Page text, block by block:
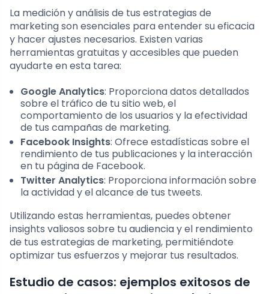
La medición y análisis de tus estrategias de
marketing son esenciales para entender su eficacia
y hacer ajustes necesarios. Existen varias
herramientas gratuitas y accesibles que pueden
ayudarte en esta tarea:
Google Analytics: Proporciona datos detallados
sobre el tráfico de tu sitio web, el
comportamiento de los usuarios y la efectividad
de tus campañas de marketing.
Facebook Insights: Ofrece estadísticas sobre el
rendimiento de tus publicaciones y la interacción
en tu página de Facebook.
Twitter Analytics: Proporciona información sobre
la actividad y el alcance de tus tweets.
Utilizando estas herramientas, puedes obtener
insights valiosos sobre tu audiencia y el rendimiento
de tus estrategias de marketing, permitiéndote
optimizar tus esfuerzos y mejorar tus resultados.
Estudio de casos: ejemplos exitosos de